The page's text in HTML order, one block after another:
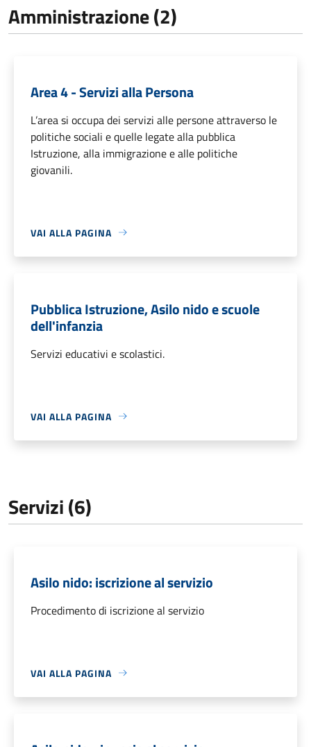
Amministrazione (2)
Area 4 - Servizi alla Persona
L’area si occupa dei servizi alle persone attraverso le
politiche sociali e quelle legate alla pubblica
Istruzione, alla immigrazione e alle politiche
giovanili.
VAI ALLA PAGINA
Pubblica Istruzione, Asilo nido e scuole
dell'infanzia
Servizi educativi e scolastici.
VAI ALLA PAGINA
Servizi (6)
Asilo nido: iscrizione al servizio
Procedimento di iscrizione al servizio
VAI ALLA PAGINA